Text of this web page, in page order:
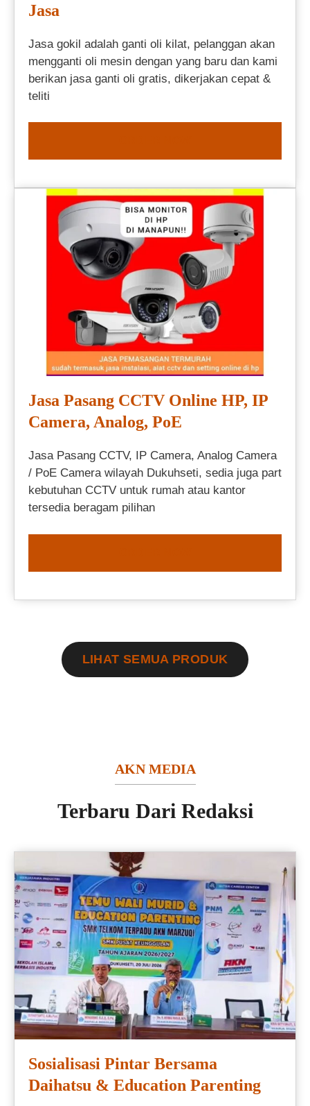
Jasa
Jasa gokil adalah ganti oli kilat, pelanggan akan
mengganti oli mesin dengan yang baru dan kami
berikan jasa ganti oli gratis, dikerjakan cepat &
teliti
Jasa Pasang CCTV Online HP, IP
Camera, Analog, PoE
Jasa Pasang CCTV, IP Camera, Analog Camera
/ PoE Camera wilayah Dukuhseti, sedia juga part
kebutuhan CCTV untuk rumah atau kantor
tersedia beragam pilihan
LIHAT SEMUA PRODUK
AKN MEDIA
Terbaru Dari Redaksi
Sosialisasi Pintar Bersama
Daihatsu & Education Parenting